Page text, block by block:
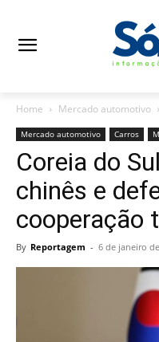
Home Mercado automotivo
Mercado automotivo Carros
Coreia do
chinês e
cooperação
By Reportagem - 6 de janeiro